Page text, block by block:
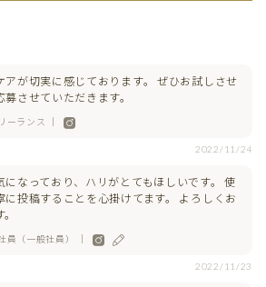
アが切実に感じております。 ぜひお試しさせ
募させていただきます。
ーランス ｜
2022/11/24
になっており、ハリがとてもほしいです。 使
に投稿することを心掛けてます。 よろしくお
員（一般社員） ｜
2022/11/23